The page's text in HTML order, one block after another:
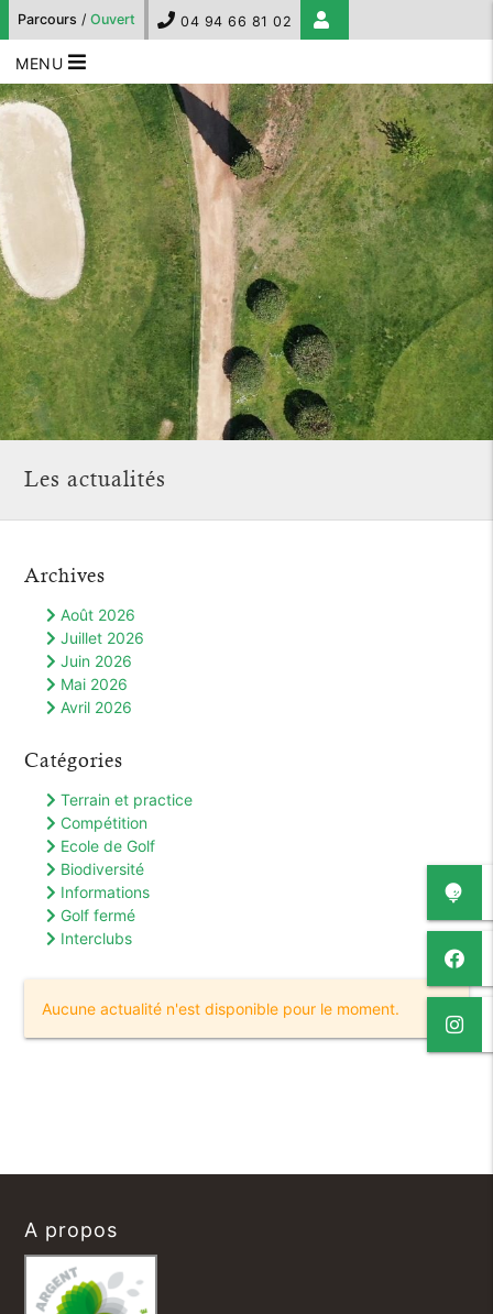
Parcours / Ouvert 04 94 66 81 02
MENU
Les actualités
Archives
Août 2026
Juillet 2026
Juin 2026
Mai 2026
Avril 2026
Catégories
Terrain et practice
Compétition
Ecole de Golf
Biodiversité
Informations
Golf fermé
Interclubs
Aucune actualité n'est disponible pour le moment.
A propos